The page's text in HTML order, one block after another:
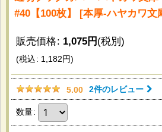
#40【100枚】
[本厚-ハヤカワ文
販売価格: 1,075円(税別)
(税込: 1,182円)
5.00 2件のレビュー
数量: